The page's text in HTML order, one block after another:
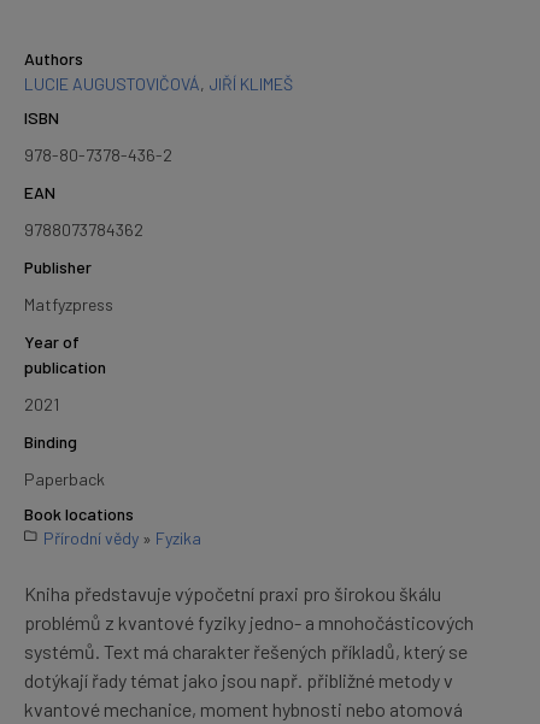
Authors
LUCIE AUGUSTOVIČOVÁ, JIŘÍ KLIMEŠ
ISBN
978-80-7378-436-2
EAN
9788073784362
Publisher
Matfyzpress
Year of
publication
2021
Binding
Paperback
Book locations
Přírodní vědy » Fyzika
Kniha představuje výpočetní praxi pro širokou škálu
problémů z kvantové fyziky jedno- a mnohočásticových
systémů. Text má charakter řešených příkladů, který se
dotýkají řady témat jako jsou např. přibližné metody v
kvantové mechanice, moment hybnosti nebo atomová